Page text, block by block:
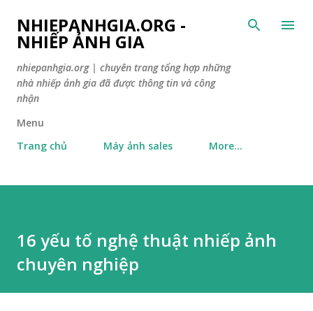
Skip to main content
NHIEPANHGIA.ORG -
NHIẾP ẢNH GIA
nhiepanhgia.org | chuyên trang tổng hợp những
nhà nhiếp ảnh gia đã được thông tin và công
nhận
Menu
Trang chủ
Máy ảnh sales More…
16 yếu tố nghệ thuật nhiếp ảnh
chuyên nghiệp